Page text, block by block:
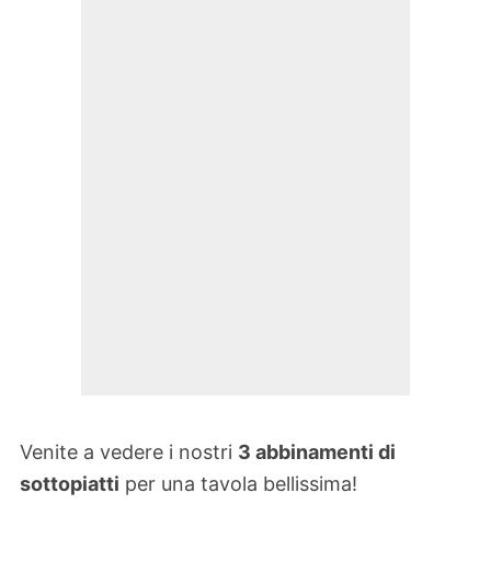
Venite a vedere i nostri 3 abbinamenti di
sottopiatti per una tavola bellissima!